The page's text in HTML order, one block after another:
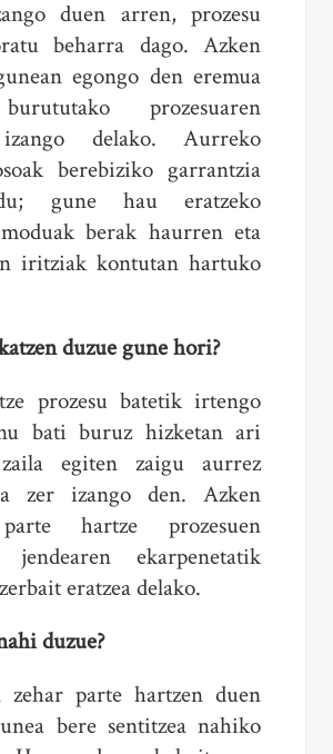
duen arren, prozesu
beharra dago. Azken
egongo den eremua
prozesuaren
delako. Aurreko
berebiziko garrantzia
gune hau eratzeko
berak haurren eta
iritziak kontutan hartuko
duzue gune hori?
prozesu batetik irtengo
bati buruz hizketan ari
egiten zaigu aurrez
zer izango den. Azken
hartze prozesuen
jendearen ekarpenetatik
eratzea delako.
duzue?
zehar parte hartzen duen
bere sentitzea nahiko